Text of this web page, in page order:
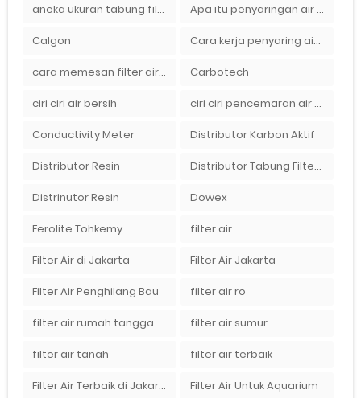
aneka ukuran tabung filter air Apa itu penyaringan air secara umum
Calgon Cara kerja penyaring air Ady Water dengan tabung FRP berisikan lapisan media filter air
cara memesan filter air Ady Wate Carbotech
ciri ciri air bersih ciri ciri pencemaran air sumur bor di rumah
Conductivity Meter Distributor Karbon Aktif
Distributor Resin Distributor Tabung Filter Air FRP1054 di Bandung
Distrinutor Resin Dowex
Ferolite Tohkemy filter air
Filter Air di Jakarta Filter Air Jakarta
Filter Air Penghilang Bau filter air ro
filter air rumah tangga filter air sumur
filter air tanah filter air terbaik
Filter Air Terbaik di Jakarta Filter Air Untuk Aquarium